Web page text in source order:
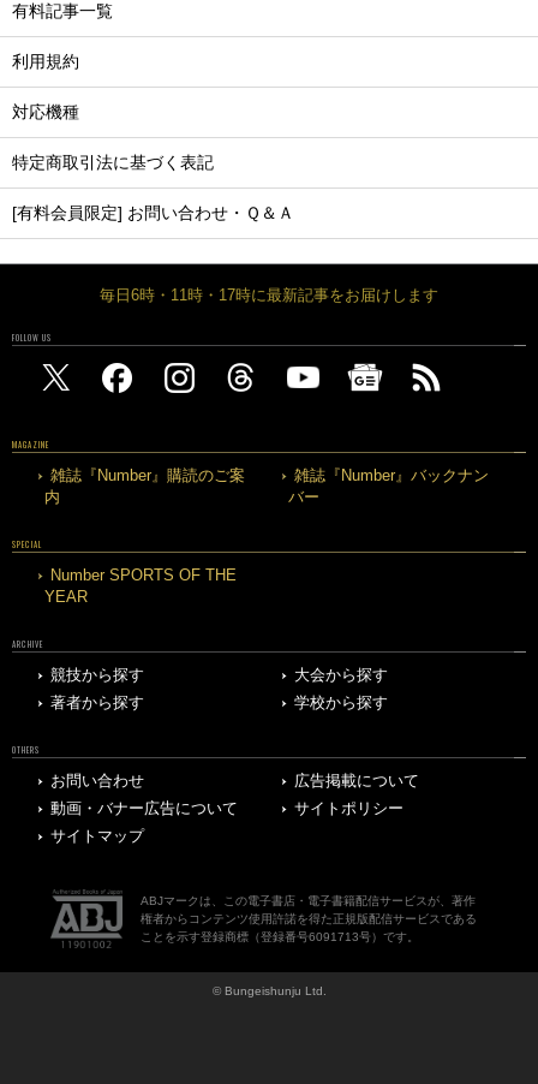
有料記事一覧
利用規約
対応機種
特定商取引法に基づく表記
[有料会員限定] お問い合わせ・Ｑ＆Ａ
毎日6時・11時・17時に最新記事をお届けします
FOLLOW US
MAGAZINE
雑誌『Number』購読のご案
内
雑誌『Number』バックナン
バー
SPECIAL
Number SPORTS OF THE
YEAR
ARCHIVE
競技から探す
大会から探す
著者から探す
学校から探す
OTHERS
お問い合わせ
広告掲載について
動画・バナー広告について
サイトポリシー
サイトマップ
ABJマークは、この電子書店・電子書籍配信サービスが、著作
権者からコンテンツ使用許諾を得た正規版配信サービスである
ことを示す登録商標（登録番号6091713号）です。
© Bungeishunju Ltd.